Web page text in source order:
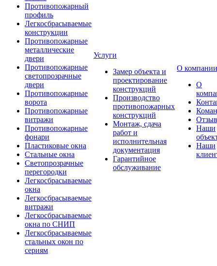
Противопожарный
профиль
Легкосбрасываемые
конструкции
Противопожарные
металлические
двери
Противопожарные
светопрозрачные
двери
Противопожарные
ворота
Противопожарные
витражи
Противопожарные
фонари
Пластиковые окна
Стальные окна
Светопрозрачные
перегородки
Легкосбрасываемые
окна
Легкосбрасываемые
витражи
Легкосбрасываемые
окна по СНИП
Легкосбрасываемые
стальных окон по
сериям
Услуги
Замер объекта и
проектирование
конструкций
Производство
противопожарных
конструкций
Монтаж, сдача
работ и
исполнительная
документация
Гарантийное
обслуживание
О компании
О
Наши
Наши